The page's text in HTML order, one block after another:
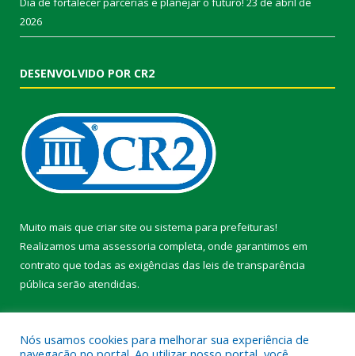
2026
DESENVOLVIDO POR CR2
Muito mais que criar site ou sistema para prefeituras!
Realizamos uma assessoria completa, onde garantimos em
contrato que todas as exigências das leis de transparência
pública serão atendidas.
Nós usamos cookies para melhorar sua experiência de